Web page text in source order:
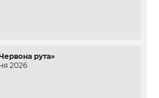
рута»
2026